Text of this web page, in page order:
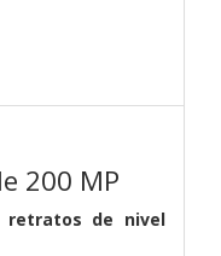
200 MP
retratos de nivel